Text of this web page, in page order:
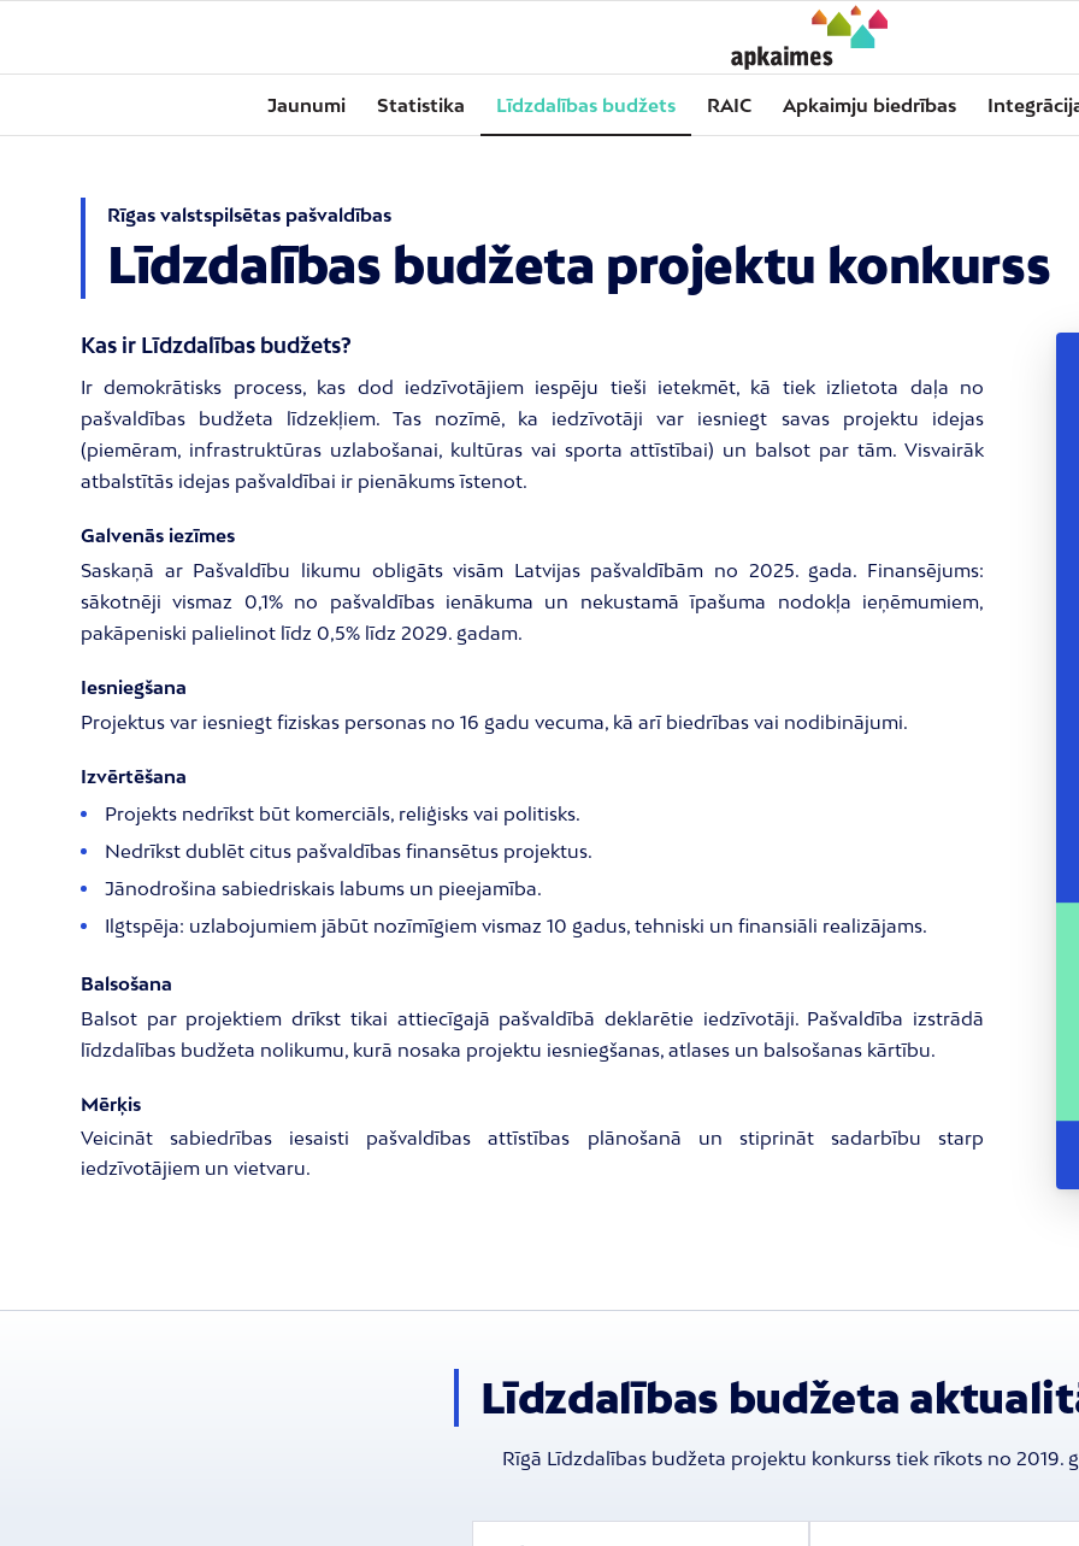
Jaunumi Statistika Līdzdalības budžets RAIC Apkaimju biedrības
Rīgas valstspilsētas pašvaldības
Līdzdalības budžeta projektu konkurss
Kas ir Līdzdalības budžets?
Ir demokrātisks process, kas dod iedzīvotājiem iespēju tieši ietekmēt, kā tiek izlietota daļa no
pašvaldības budžeta līdzekļiem. Tas nozīmē, ka iedzīvotāji var iesniegt savas projektu idejas
(piemēram, infrastruktūras uzlabošanai, kultūras vai sporta attīstībai) un balsot par tām. Visvairāk
atbalstītās idejas pašvaldībai ir pienākums īstenot.
Galvenās iezīmes
Saskaņā ar Pašvaldību likumu obligāts visām Latvijas pašvaldībām no 2025. gada. Finansējums:
sākotnēji vismaz 0,1% no pašvaldības ienākuma un nekustamā īpašuma nodokļa ieņēmumiem,
pakāpeniski palielinot līdz 0,5% līdz 2029. gadam.
Iesniegšana
Projektus var iesniegt fiziskas personas no 16 gadu vecuma, kā arī biedrības vai nodibinājumi.
Izvērtēšana
Projekts nedrīkst būt komerciāls, reliģisks vai politisks.
Nedrīkst dublēt citus pašvaldības finansētus projektus.
Jānodrošina sabiedriskais labums un pieejamība.
Ilgtspēja: uzlabojumiem jābūt nozīmīgiem vismaz 10 gadus, tehniski un finansiāli realizājams.
Balsošana
Balsot par projektiem drīkst tikai attiecīgajā pašvaldībā deklarētie iedzīvotāji. Pašvaldība izstrādā
līdzdalības budžeta nolikumu, kurā nosaka projektu iesniegšanas, atlases un balsošanas kārtību.
Mērķis
Veicināt sabiedrības iesaisti pašvaldības attīstības plānošanā un stiprināt sadarbību starp
iedzīvotājiem un vietvaru.
Līdzdalības budžeta
Rīgā Līdzdalības budžeta projektu konkurss tiek rīkots no 2019.